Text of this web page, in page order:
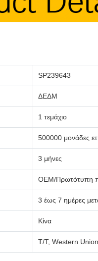
SP239643
ΔΕΔΜ
1 τεμάχιο
500000 μονάδες
3 μήνες
OEM/Πρωτότυπη
3 έως 7 ημέρες
Κίνα
T/T, Western